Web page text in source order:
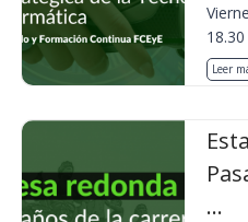
18.30
Leer
...